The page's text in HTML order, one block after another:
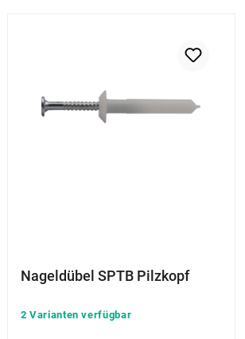
Nageldübel SPTB Pilzkopf
2 Varianten verfügbar